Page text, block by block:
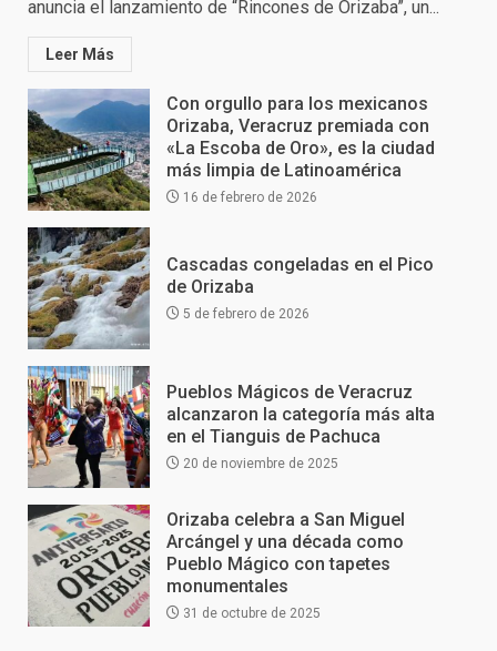
anuncia el lanzamiento de “Rincones de Orizaba”, un...
Leer Más
Con orgullo para los mexicanos
Orizaba, Veracruz premiada con
«La Escoba de Oro», es la ciudad
más limpia de Latinoamérica
16 de febrero de 2026
Cascadas congeladas en el Pico
de Orizaba
5 de febrero de 2026
Pueblos Mágicos de Veracruz
alcanzaron la categoría más alta
en el Tianguis de Pachuca
20 de noviembre de 2025
Orizaba celebra a San Miguel
Arcángel y una década como
Pueblo Mágico con tapetes
monumentales
31 de octubre de 2025